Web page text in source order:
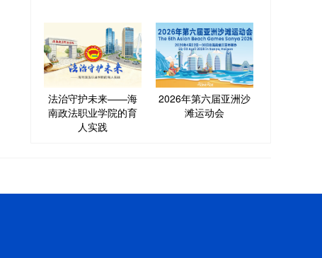
法治守护未来——海
南政法职业学院的育
人实践
2026年第六届亚洲沙
滩运动会